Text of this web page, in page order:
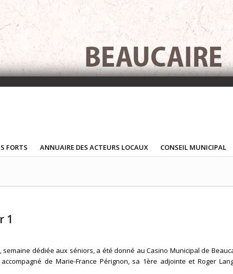
FORTS ANNUAIRE DES ACTEURS LOCAUX CONSEIL MUNICIPAL
1
semaine dédiée aux séniors, a été donné au Casino Municipal de
de Marie-France Pérignon, sa 1ère adjointe et Roger